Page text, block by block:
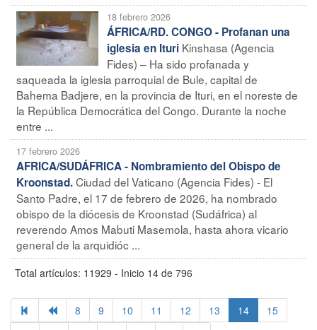
18 febrero 2026
ÁFRICA/RD. CONGO - Profanan una
iglesia en Ituri Kinshasa (Agencia
Fides) – Ha sido profanada y
saqueada la iglesia parroquial de Bule, capital de
Bahema Badjere, en la provincia de Ituri, en el noreste de
la República Democrática del Congo. Durante la noche
entre ...
17 febrero 2026
AFRICA/SUDÁFRICA - Nombramiento del Obispo de
Kroonstad.Ciudad del Vaticano (Agencia Fides) - El
Santo Padre, el 17 de febrero de 2026, ha nombrado
obispo de la diócesis de Kroonstad (Sudáfrica) al
reverendo Amos Mabuti Masemola, hasta ahora vicario
general de la arquidióc ...
Total artículos: 11929 - Inicio 14 de 796
8 9 10 11 12 13 14
15